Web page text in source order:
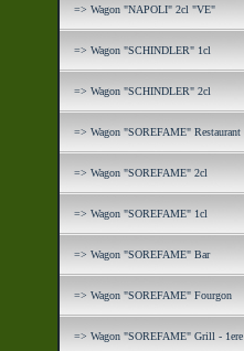
=> Wagon "NAPOLI" 2cl "VE"
=> Wagon "SCHINDLER" 1cl
=> Wagon "SCHINDLER" 2cl
=> Wagon "SOREFAME" Restaurant
=> Wagon "SOREFAME" 2cl
=> Wagon "SOREFAME" 1cl
=> Wagon "SOREFAME" Bar
=> Wagon "SOREFAME" Fourgon
=> Wagon "SOREFAME" Grill - 1ere